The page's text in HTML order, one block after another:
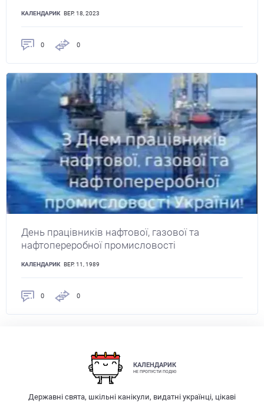
КАЛЕНДАРИК ВЕР. 18, 2023
0 0
День працівників нафтової, газової та
нафтопереробної промисловості
КАЛЕНДАРИК ВЕР. 11, 1989
0 0
КАЛЕНДАРИК
НЕ ПРОПУСТИ ПОДІЮ
Державні свята, шкільні канікули, видатні українці, цікаві